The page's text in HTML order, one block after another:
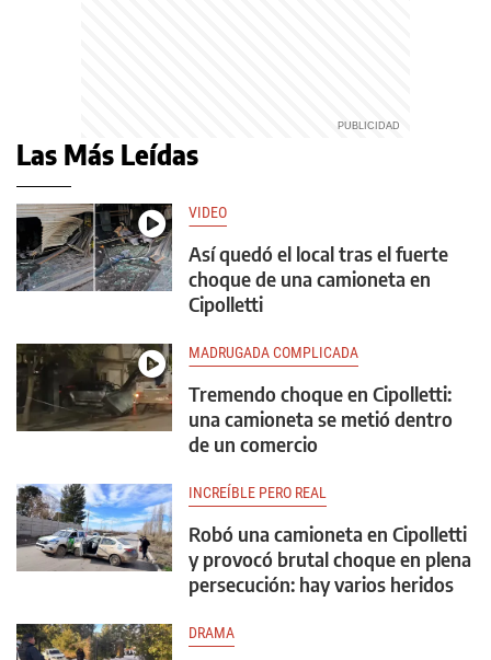
Las Más Leídas
VIDEO
Así quedó el local tras el fuerte
choque de una camioneta en
Cipolletti
MADRUGADA COMPLICADA
Tremendo choque en Cipolletti:
una camioneta se metió dentro
de un comercio
INCREÍBLE PERO REAL
Robó una camioneta en Cipolletti
y provocó brutal choque en plena
persecución: hay varios heridos
DRAMA